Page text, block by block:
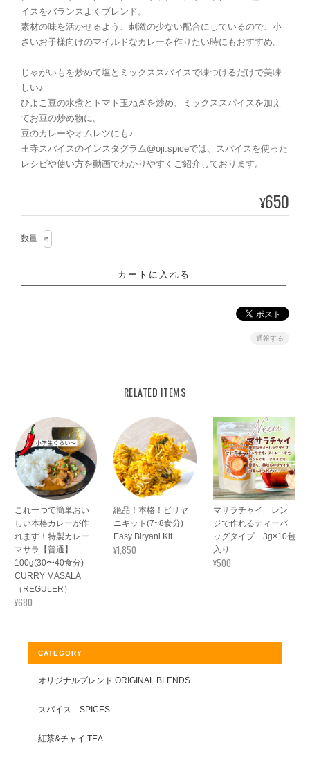
イスをバランスよくブレンド。
素材の味を活かせるよう、刺激の少ない配合にしているので、小
さいお子様向けのマイルドなカレーを作りたい時にもおすすめ。
じゃがいもを炒めて塩とミックススパイスで味つけるだけで美味
しい♪
ひよこ豆の水煮とトマト玉ねぎを炒め、ミックススパイスを加え
てお豆の炒め物に。
豆のカレーやオムレツにも♪
王寺スパイスのインスタグラム@oji.spiceでは、スパイスを使った
レシピや使い方を動画でわかりやすくご紹介しております。
¥650
数量
通報する
RELATED ITEMS
これ一つで簡単おい
しい本格カレーが作
れます！特製カレー
マサラ【普通】
100g(30〜40食分)
CURRY MASALA
（REGULER）
¥680
絶品！本格！ビリヤ
ニキット(7~8食分)
Easy Biryani Kit
¥1,850
マサラチャイ レン
ジで作れるティーバ
ッグタイプ 3g×10包
入り
¥500
CATEGORY
オリジナルブレンド ORIGINAL BLENDS
スパイス SPICES
紅茶&チャイ TEA